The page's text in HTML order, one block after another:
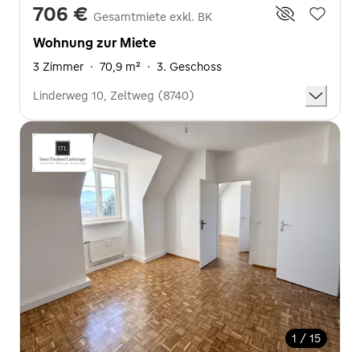
706 € Gesamtmiete exkl. BK
Wohnung zur Miete
3 Zimmer · 70,9 m² · 3. Geschoss
Linderweg 10, Zeltweg (8740)
1 / 15